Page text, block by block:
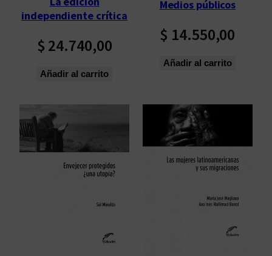
ú
l
t
i
m
independiente crítica
$ 24.740,00
Añadir al carrito
Medios públicos
$ 14.550,00
Añadir al carrito